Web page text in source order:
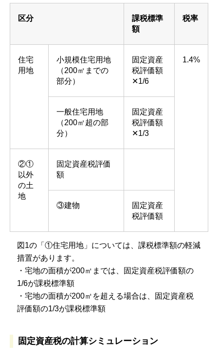
区分
課税標準
額
税率
住宅
用地
小規模住宅用地
（200㎡までの
部分）
固定資産
税評価額
✕1/6
1.4%
一般住宅用地
（200㎡超の部
分）
固定資産
税評価額
✕1/3
②①
以外
の土
地
固定資産税評価
額
③建物
固定資産
税評価額
図1の「①住宅用地」については、課税標準額の軽減
措置があります。
・宅地の面積が200㎡までは、固定資産税評価額の
1/6が課税標準額
・宅地の面積が200㎡を超える場合は、固定資産税
評価額の1/3が課税標準額
固定資産税の計算シミュレーション